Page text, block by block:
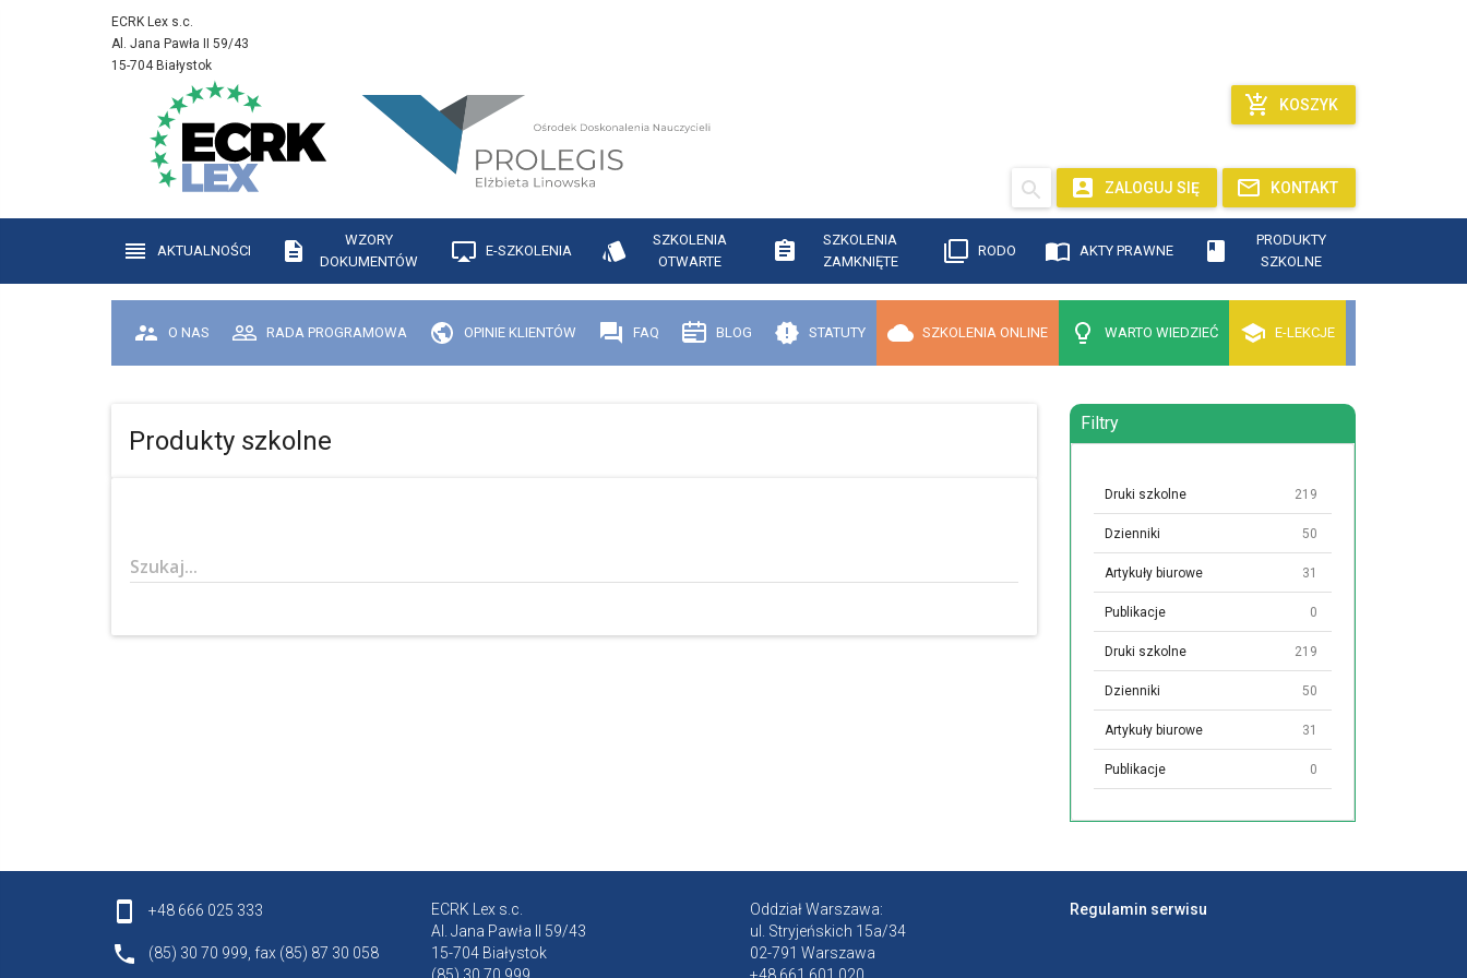
ECRK Lex s.c.
Al. Jana Pawła II 59/43
15-704 Białystok
KOSZYK
ZALOGUJ SIĘ KONTAKT
AKTUALNOŚCI
WZORY
DOKUMENTÓW
E-SZKOLENIA
SZKOLENIA
OTWARTE
SZKOLENIA
ZAMKNIĘTE
RODO AKTY PRAWNE
PRODUKTY
SZKOLNE
O NAS RADA PROGRAMOWA OPINIE KLIENTÓW FAQ BLOG STATUTY SZKOLENIA ONLINE WARTO WIEDZIEĆ E-LEKCJE
Produkty szkolne
Szukaj...
Filtry
219
Druki szkolne
50
Dzienniki
31
Artykuły biurowe
0
Publikacje
219
Druki szkolne
50
Dzienniki
31
Artykuły biurowe
0
Publikacje
+48 666 025 333
(85) 30 70 999, fax (85) 87 30 058
ECRK Lex s.c.
Al. Jana Pawła II 59/43
15-704 Białystok
Oddział Warszawa:
ul. Stryjeńskich 15a/34
02-791 Warszawa
Regulamin serwisu